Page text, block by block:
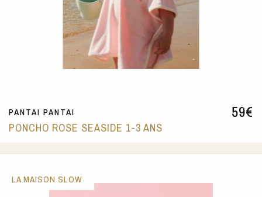
59€
PANTAI PANTAI
PONCHO ROSE SEASIDE 1-3 ANS
LA MAISON SLOW